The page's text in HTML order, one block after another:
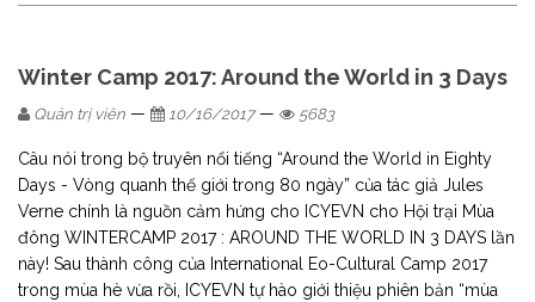
Winter Camp 2017: Around the World in 3 Days
Quản trị viên — 10/16/2017— 5683
Câu nói trong bộ truyên nổi tiếng “Around the World in Eighty
Days - Vòng quanh thế giới trong 80 ngày” của tác giả Jules
Verne chính là nguồn cảm hứng cho ICYEVN cho Hội trại Mùa
đông WINTERCAMP 2017 : AROUND THE WORLD IN 3 DAYS lần
này! Sau thành công của International Eo-Cultural Camp 2017
trong mùa hè vừa rồi, ICYEVN tự hào giới thiệu phiên bản “mùa